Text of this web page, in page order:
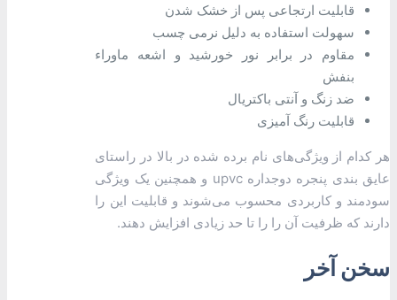
قابلیت ارتجاعی پس از خشک شدن
سهولت استفاده به دلیل نرمی چسب
مقاوم در برابر نور خورشید و اشعه ماوراء
بنفش
ضد زنگ و آنتی باکتریال
قابلیت رنگ آمیزی
هر کدام از ویژگی‌های نام برده شده در بالا در راستای
عایق بندی پنجره دوجداره upvc و همچنین یک ویژگی
سودمند و کاربردی محسوب می‌شوند و قابلیت این را
دارند که ظرفیت آن را را تا حد زیادی افزایش دهند.
سخن آخر